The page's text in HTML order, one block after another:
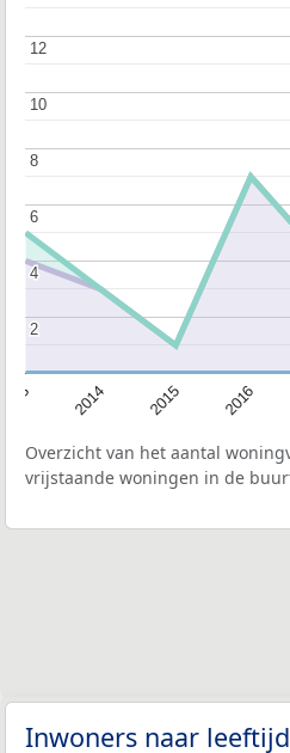
2014 2015 2016
2
2
4
4
6
6
8
8
10
10
12
12
Overzicht van het aantal
vrijstaande woningen in de
Inwoners naar